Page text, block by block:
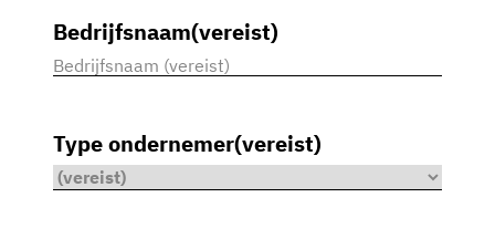
Bedrijfsnaam(vereist)
Type ondernemer(vereist)